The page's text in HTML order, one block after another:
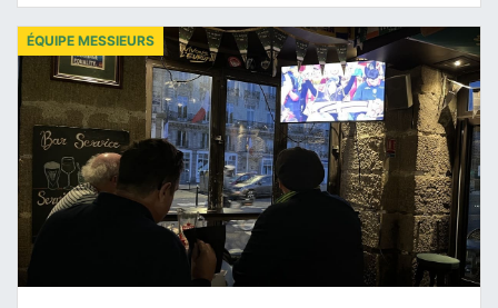
ÉQUIPE MESSIEURS